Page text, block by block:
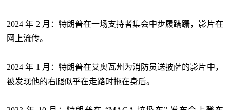
2024 年 2 月：特朗普在一场支持者集会中步履蹒跚，影片在
网上流传。
2024 年 1 月：特朗普在艾奥瓦州为消防员送披萨的影片中，
被发现他的右腿似乎在走路时拖在身后。